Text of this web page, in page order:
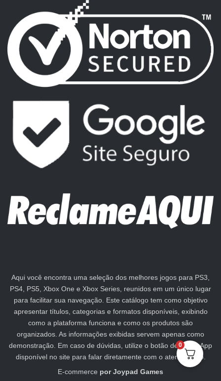
Aqui você encontra uma seleção dos melhores jogos para PS3,
PS4, PS5, Xbox One e Xbox Series, reunidos em um único lugar
para facilitar sua navegação. Este catálogo tem como objetivo
apresentar títulos, categorias e formatos disponíveis, exibindo
como a plataforma funciona e como os produtos são
organizados. As informações exibidas servem apenas como
demonstração. Em caso de dúvidas, utilize o botão de WhatsApp
disponível no site para falar diretamente com o atendimento.
E-commerce porJoypad Games
0